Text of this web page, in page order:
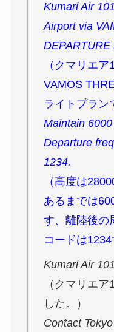
Kumari Air
Airport via
DEPARTURE
（クマリエ
VAMOS
ライトプラン
Maintain
Departure
1234.
（高度は
あるまでは
す、離陸後の
コードは1234
Kumari Air
（クマリエ
した。）
Contact